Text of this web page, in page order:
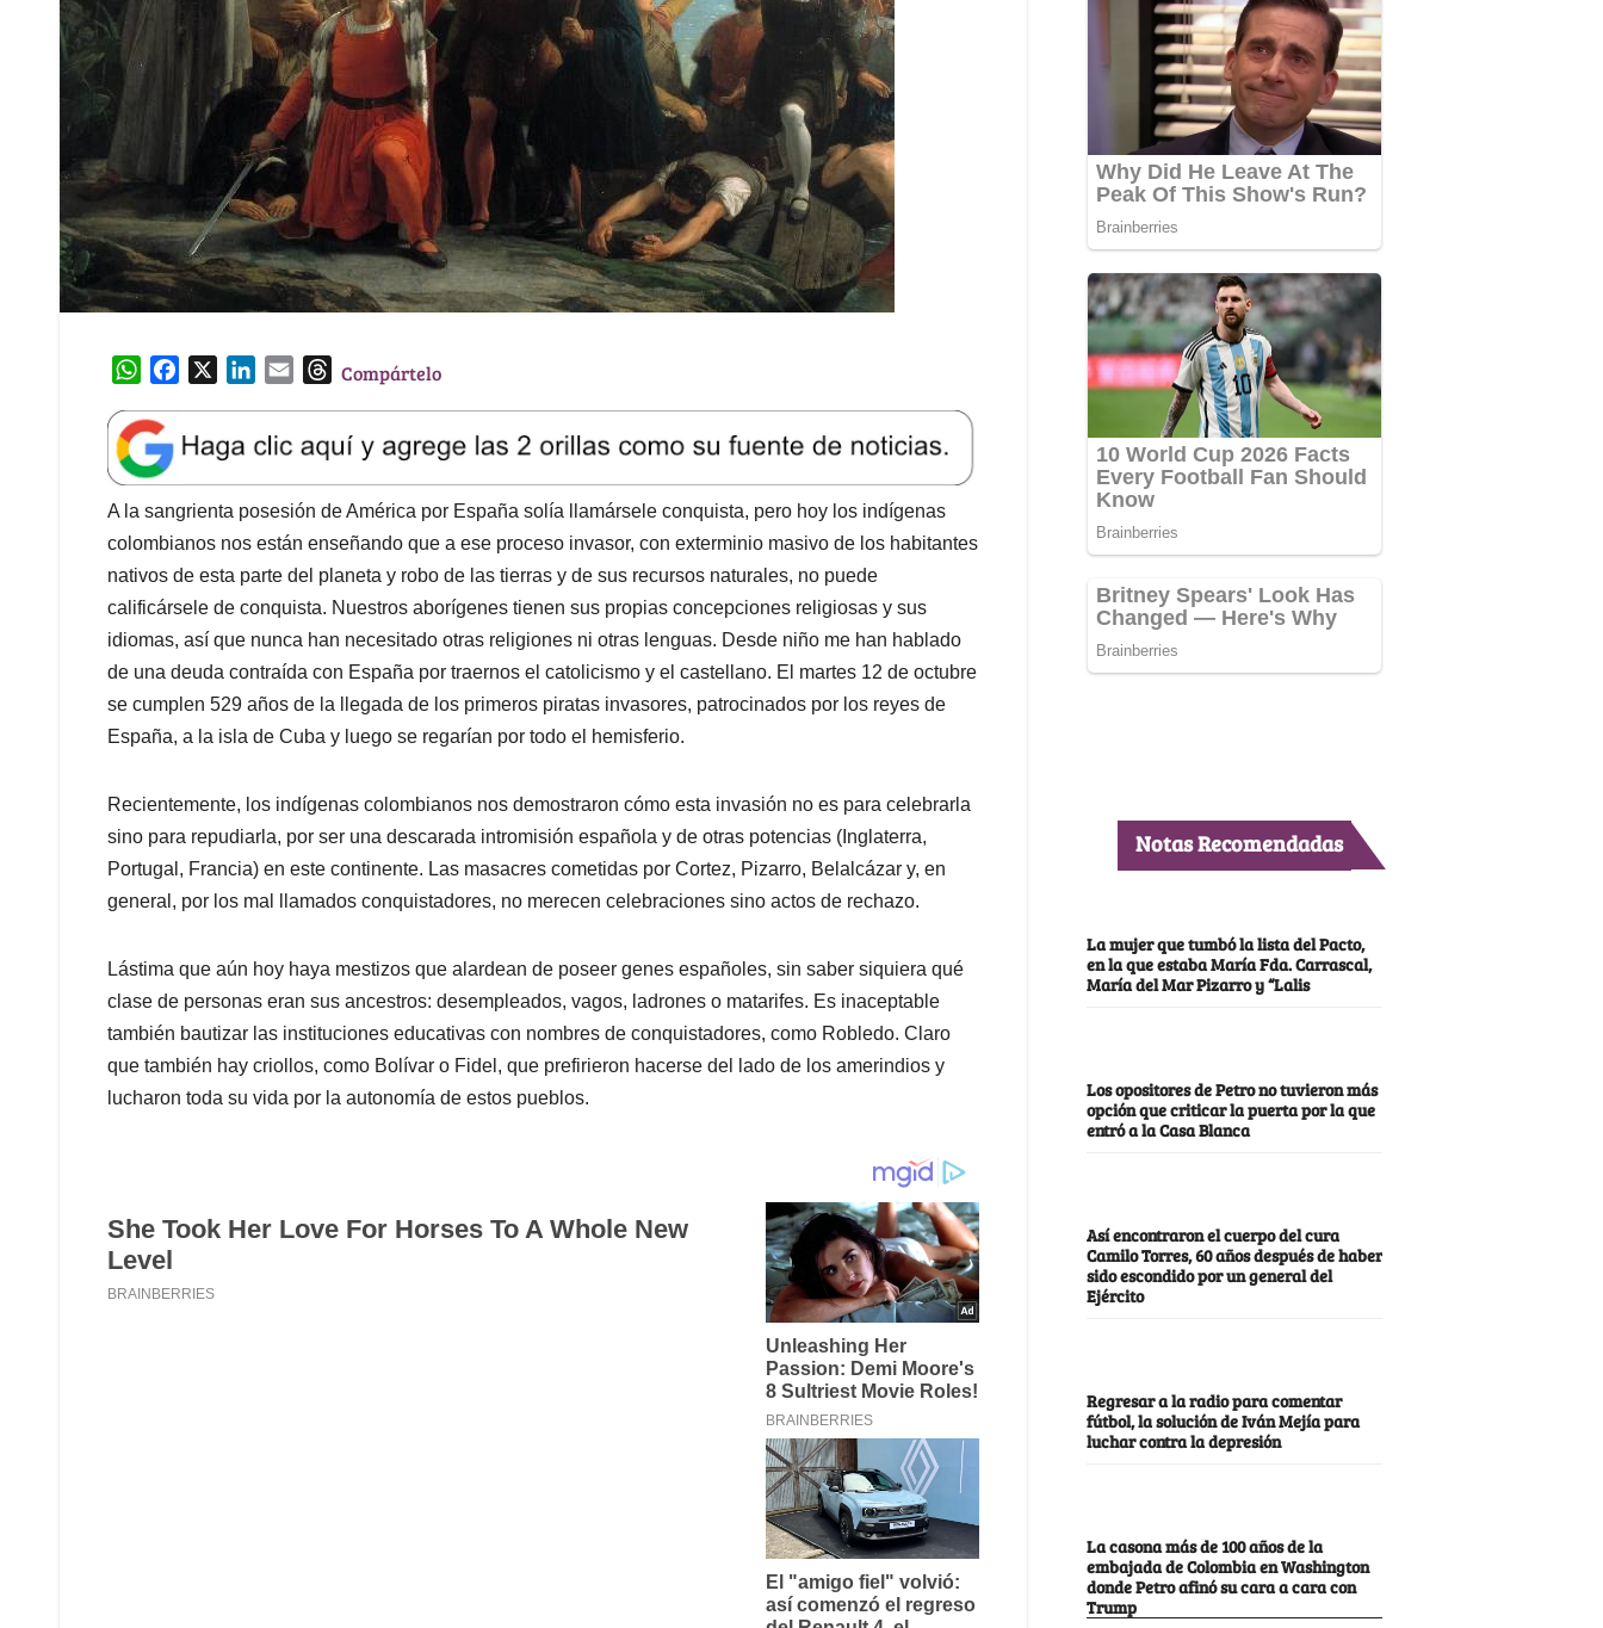
W
a
t
s
A
p
p
e
b
o
o
k
k
e
d
I
n
l
T
e
a
d
s
Compártelo
A la sangrienta posesión de América por España solía llamársele conquista, pero hoy los indígenas
colombianos nos están enseñando que a ese proceso invasor, con exterminio masivo de los habitantes
nativos de esta parte del planeta y robo de las tierras y de sus recursos naturales, no puede
calificársele de conquista. Nuestros aborígenes tienen sus propias concepciones religiosas y sus
idiomas, así que nunca han necesitado otras religiones ni otras lenguas. Desde niño me han hablado
de una deuda contraída con España por traernos el catolicismo y el castellano. El martes 12 de octubre
se cumplen 529 años de la llegada de los primeros piratas invasores, patrocinados por los reyes de
España, a la isla de Cuba y luego se regarían por todo el hemisferio.
Recientemente, los indígenas colombianos nos demostraron cómo esta invasión no es para celebrarla
sino para repudiarla, por ser una descarada intromisión española y de otras potencias (Inglaterra,
Portugal, Francia) en este continente. Las masacres cometidas por Cortez, Pizarro, Belalcázar y, en
general, por los mal llamados conquistadores, no merecen celebraciones sino actos de rechazo.
Lástima que aún hoy haya mestizos que alardean de poseer genes españoles, sin saber siquiera qué
clase de personas eran sus ancestros: desempleados, vagos, ladrones o matarifes. Es inaceptable
también bautizar las instituciones educativas con nombres de conquistadores, como Robledo. Claro
que también hay criollos, como Bolívar o Fidel, que prefirieron hacerse del lado de los amerindios y
lucharon toda su vida por la autonomía de estos pueblos.
Notas Recomendadas
La mujer que tumbó la lista del Pacto,
en la que estaba María Fda. Carrascal,
María del Mar Pizarro y “Lalis
Los opositores de Petro no tuvieron más
opción que criticar la puerta por la que
entró a la Casa Blanca
Así encontraron el cuerpo del cura
Camilo Torres, 60 años después de haber
sido escondido por un general del
Ejército
Regresar a la radio para comentar
fútbol, la solución de Iván Mejía para
luchar contra la depresión
La casona más de 100 años de la
embajada de Colombia en Washington
donde Petro afinó su cara a cara con
Trump